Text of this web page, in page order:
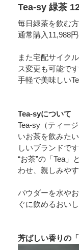
Tea-sy 緑茶
毎日緑茶を飲む
通常購入11,988
また宅配サイク
ス変更も可能です
手軽で美味しい
Tea-syについて
Tea-sy（ティー
いお茶を飲みた
しいブランドです
“お茶”の「Tea」
わせ、親しみや
パウダーを水や
ぐに飲めるおい
芳ばしい香りの「